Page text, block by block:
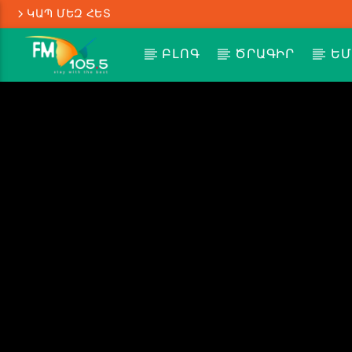
ԿԱՊ ՄԵԶ ՀԵՏ
ԲԼՈԳ ԾՐԱԳԻՐ